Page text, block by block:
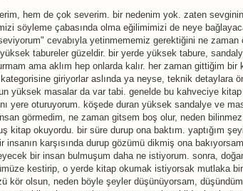
hem de çok severim. bir nedenim yok. zaten
söyleme çabasında olma eğilimimizi de neye
cevabıyla yetinmememiz gerektiğini ne
tabureler güzeldir. bir yerde yüksek tabure,
ama aklım hep onlarda kalır. her zaman gittiğim
giriyorlar aslında ya neyse, teknik detaylara
yüksek masalar da var tabi. genelde bu kahveciye
yere oturuyorum. köşede duran yüksek sandalye ve
görmedim, ne zaman gitsem boş olur, neden
kitap okuyordu. bir süre durup ona baktım. yaptığım
insanın karşısında durup gözümü dikmiş ona
bir insan bulmuşum daha ne istiyorum. sonra,
kestirip, o yerde kitap okumak istiyorsak mutlaka
kör olsun, neden böyle şeyler düşünüyorsam,